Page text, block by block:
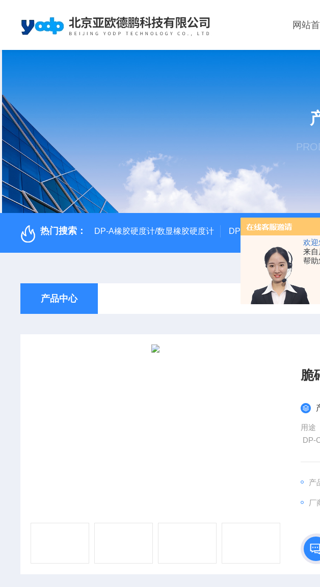
欢迎
来自
帮助
网站
热门搜索： DP-A橡胶硬度计/数显橡胶硬度计 DP17392汽液两相流实验
产品中心
脆
用途
DP-
产
厂